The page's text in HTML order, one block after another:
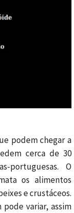
podem chegar a
cerca de 30
portuguesas. O
os alimentos
e crustáceos.
variar, assim